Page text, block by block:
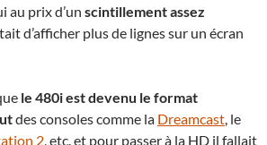
au prix d’un scintillement assez
d’afficher plus de lignes sur un écran
le 480i est devenu le format
des consoles comme la Dreamcast, le
2, etc. et pour passer à la HD il fallait